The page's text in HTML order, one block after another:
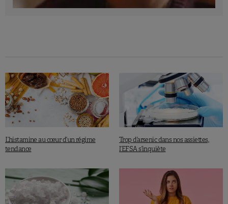
L’histamine au cœur d’un régime
tendance
Trop d’arsenic dans nos assiettes,
l’EFSA s’inquiète